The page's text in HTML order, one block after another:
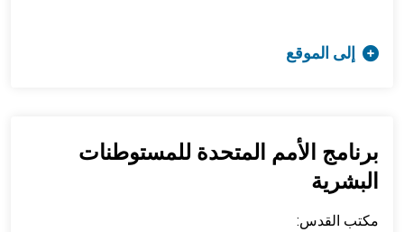
إلى الموقع
برنامج الأمم المتحدة للمستوطنات
البشرية
مكتب القدس: